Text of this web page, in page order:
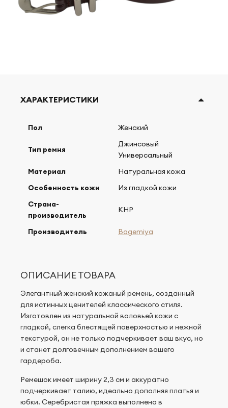
ХАРАКТЕРИСТИКИ
Пол Женский
Тип ремня
Джинсовый
Универсальный
Материал
Натуральная кожа
Особенность кожи
Из гладкой кожи
Страна-
производитель
КНР
Производитель Bagemiya
ОПИСАНИЕ ТОВАРА
Элегантный женский кожаный ремень, созданный
для истинных ценителей классического стиля.
Изготовлен из натуральной воловьей кожи с
гладкой, слегка блестящей поверхностью и нежной
текстурой, он не только подчеркивает ваш вкус, но
и станет долговечным дополнением вашего
гардероба.
Ремешок имеет ширину 2,3 см и аккуратно
подчеркивает талию, идеально дополняя платья и
юбки. Серебристая пряжка выполнена в